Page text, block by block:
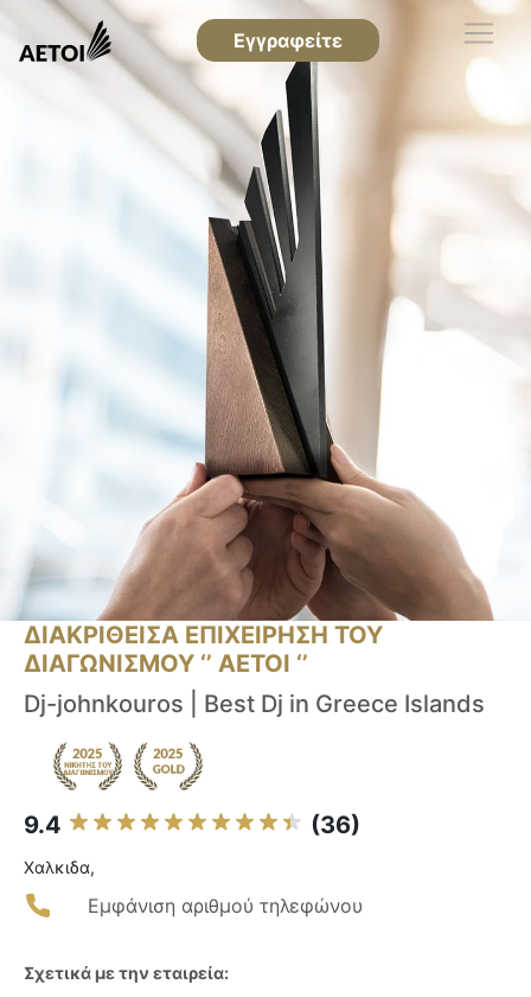
Εγγραφείτε
ΔΙΑΚΡΙΘΕΙΣΑ ΕΠΙΧΕΙΡΗΣΗ ΤΟΥ
ΔΙΑΓΩΝΙΣΜΟΥ ‘’ ΑΕΤΟΙ ‘’
Dj-johnkouros | Best Dj in Greece Islands
9.4 (36)
Χαλκιδα,
Εμφάνιση αριθμού τηλεφώνου
Σχετικά με την εταιρεία: